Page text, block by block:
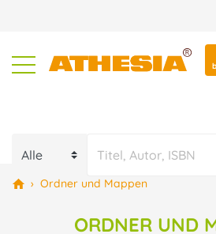
› Ordner und Mappen
ORDNER UND